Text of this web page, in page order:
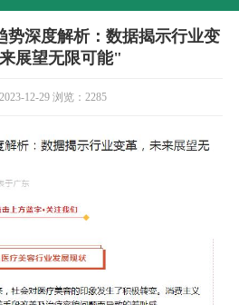
势深度解析：数据揭示行业变
展望无限可能"
12-29 浏览：2285